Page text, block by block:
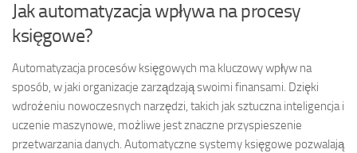
Jak automatyzacja wpływa na procesy
księgowe?
Automatyzacja procesów księgowych ma kluczowy wpływ na
sposób, w jaki organizacje zarządzają swoimi finansami. Dzięki
wdrożeniu nowoczesnych narzędzi, takich jak sztuczna inteligencja i
uczenie maszynowe, możliwe jest znaczne przyspieszenie
przetwarzania danych. Automatyczne systemy księgowe pozwalają